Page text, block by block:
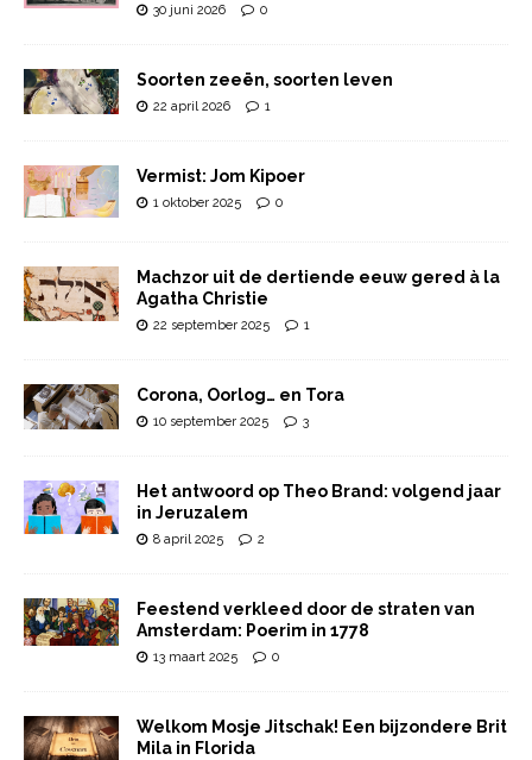
30 juni 2026 0
Soorten zeeën, soorten leven
22 april 2026 1
Vermist: Jom Kipoer
1 oktober 2025 0
Machzor uit de dertiende eeuw gered à la
Agatha Christie
22 september 2025 1
Corona, Oorlog… en Tora
10 september 2025 3
Het antwoord op Theo Brand: volgend jaar
in Jeruzalem
8 april 2025 2
Feestend verkleed door de straten van
Amsterdam: Poerim in 1778
13 maart 2025 0
Welkom Mosje Jitschak! Een bijzondere Brit
Mila in Florida